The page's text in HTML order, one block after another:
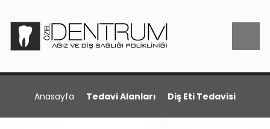
Anasayfa Tedavi Alanları Diş Eti Tedavisi